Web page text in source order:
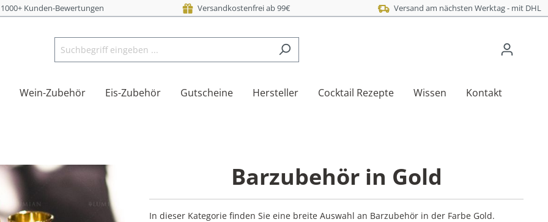
Kunden-Bewertungen Versandkostenfrei ab 99€ Versand am nächsten Werktag - mit DHL
Wein-Zubehör Eis-Zubehör Gutscheine Hersteller Cocktail Rezepte Wissen Kontakt
Barzubehör in Gold
In dieser Kategorie finden Sie eine breite Auswahl an Barzubehör in der Farbe Gold.